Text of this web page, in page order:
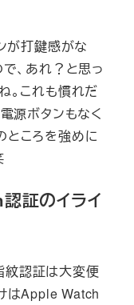
が打鍵感がな
、あれ？と思っ
。これも慣れだ
源ボタンもなく
ところを強めに
証のイライ
紋認証は大変便
はApple Watch